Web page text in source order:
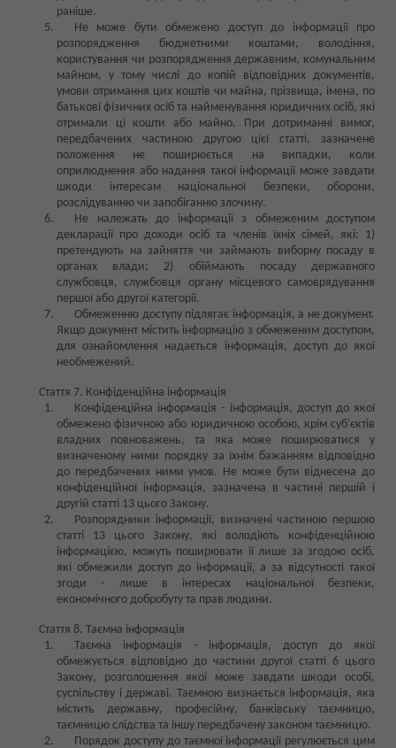
раніше.
Не може бути обмежено доступ до інформації про
розпорядження бюджетними коштами, володіння,
користування чи розпорядження державним, комунальним
майном, у тому числі до копій відповідних документів,
умови отримання цих коштів чи майна, прізвища, імена, по
батькові фізичних осіб та найменування юридичних осіб, які
отримали ці кошти або майно. При дотриманні вимог,
передбачених частиною другою цієї статті, зазначене
положення не поширюється на випадки, коли
оприлюднення або надання такої інформації може завдати
шкоди інтересам національної безпеки, оборони,
розслідуванню чи запобіганню злочину.
Не належать до інформації з обмеженим доступом
декларації про доходи осіб та членів їхніх сімей, які: 1)
претендують на зайняття чи займають виборну посаду в
органах влади; 2) обіймають посаду державного
службовця, службовця органу місцевого самоврядування
першої або другої категорії.
Обмеженню доступу підлягає інформація, а не документ.
Якщо документ містить інформацію з обмеженим доступом,
для ознайомлення надається інформація, доступ до якої
необмежений.
Стаття 7. Конфіденційна інформація
Конфіденційна інформація - інформація, доступ до якої
обмежено фізичною або юридичною особою, крім суб'єктів
владних повноважень, та яка може поширюватися у
визначеному ними порядку за їхнім бажанням відповідно
до передбачених ними умов. Не може бути віднесена до
конфіденційної інформація, зазначена в частині першій і
другій статті 13 цього Закону.
Розпорядники інформації, визначені частиною першою
статті 13 цього Закону, які володіють конфіденційною
інформацією, можуть поширювати її лише за згодою осіб,
які обмежили доступ до інформації, а за відсутності такої
згоди - лише в інтересах національної безпеки,
економічного добробуту та прав людини.
Стаття 8. Таємна інформація
Таємна інформація - інформація, доступ до якої
обмежується відповідно до частини другої статті 6 цього
Закону, розголошення якої може завдати шкоди особі,
суспільству і державі. Таємною визнається інформація, яка
містить державну, професійну, банківську таємницю,
таємницю слідства та іншу передбачену законом таємницю.
Порядок доступу до таємної інформації регулюється цим